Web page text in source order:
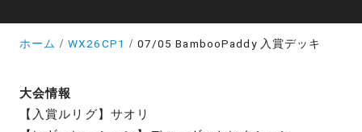
ホーム WX26CP1 07/05 BambooPaddy 入賞デッキ
大会情報
【入賞ルリグ】サオリ